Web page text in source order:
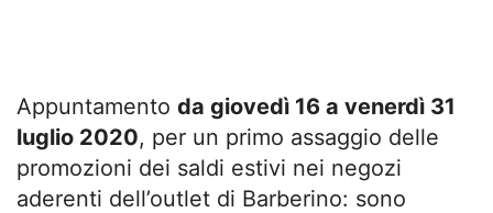
Appuntamento da giovedì 16 a venerdì 31
luglio 2020, per un primo assaggio delle
promozioni dei saldi estivi nei negozi
aderenti dell’outlet di Barberino: sono